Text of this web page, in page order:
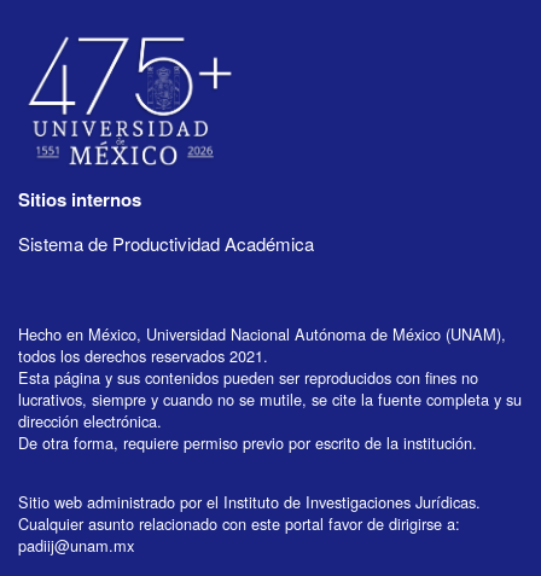
Sitios internos
Sistema de Productividad Académica
Hecho en México, Universidad Nacional Autónoma de México (UNAM),
todos los derechos reservados 2021.
Esta página y sus contenidos pueden ser reproducidos con fines no
lucrativos, siempre y cuando no se mutile, se cite la fuente completa y su
dirección electrónica.
De otra forma, requiere permiso previo por escrito de la institución.
Sitio web administrado por el Instituto de Investigaciones Jurídicas.
Cualquier asunto relacionado con este portal favor de dirigirse a:
padiij@unam.mx